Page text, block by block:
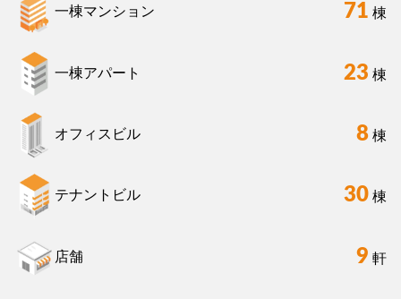
一棟マンション 71 棟
一棟アパート 23 棟
オフィスビル 8 棟
テナントビル 30 棟
店舗 9 軒